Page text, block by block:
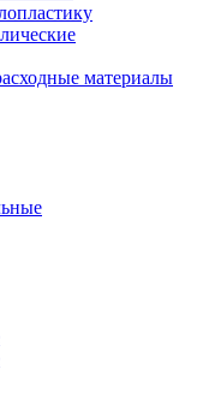
материалы